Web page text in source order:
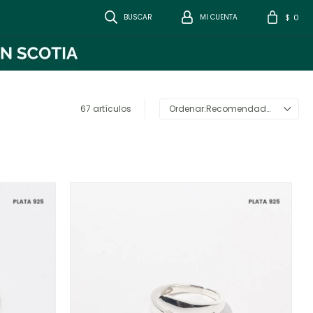
$ 0
67 artículos Recomendados